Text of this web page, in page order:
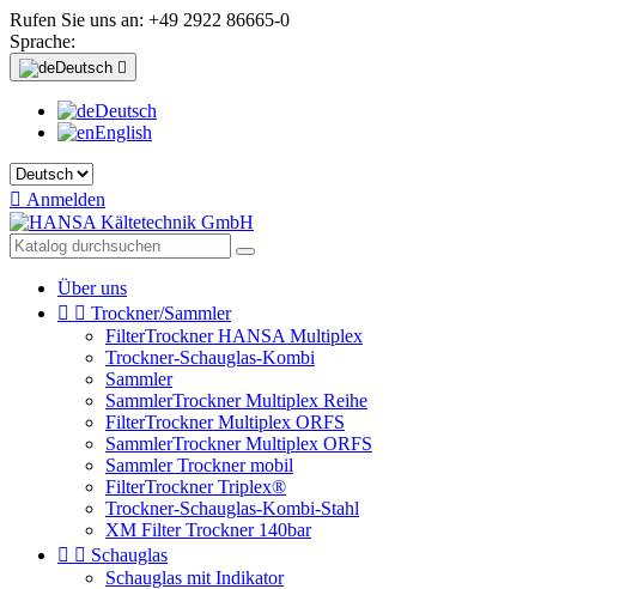
Rufen Sie uns an: +49 2922 86665-0
Sprache:
Deutsch 
Deutsch
English
 Anmelden
Über uns
  Trockner/Sammler
FilterTrockner HANSA Multiplex
Trockner-Schauglas-Kombi
Sammler
SammlerTrockner Multiplex Reihe
FilterTrockner Multiplex ORFS
SammlerTrockner Multiplex ORFS
Sammler Trockner mobil
FilterTrockner Triplex®
Trockner-Schauglas-Kombi-Stahl
XM Filter Trockner 140bar
  Schauglas
Schauglas mit Indikator